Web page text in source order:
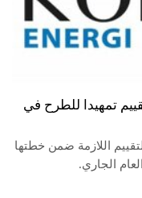
تمهيدا للطرح في
اللازمة ضمن خطتها
الجاري.